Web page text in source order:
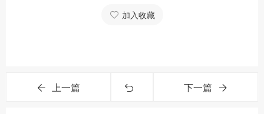
加入收藏
上一篇 下一篇